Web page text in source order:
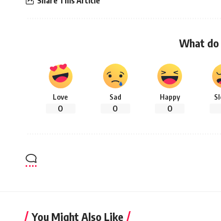
What
Love
0
Sad
0
Happy
0
You Might Also Like